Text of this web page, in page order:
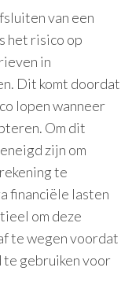
van een
het risico op
in
Dit komt doordat
lopen wanneer
Om dit
zijn om
te
financiële lasten
om deze
te wegen voordat
te gebruiken voor